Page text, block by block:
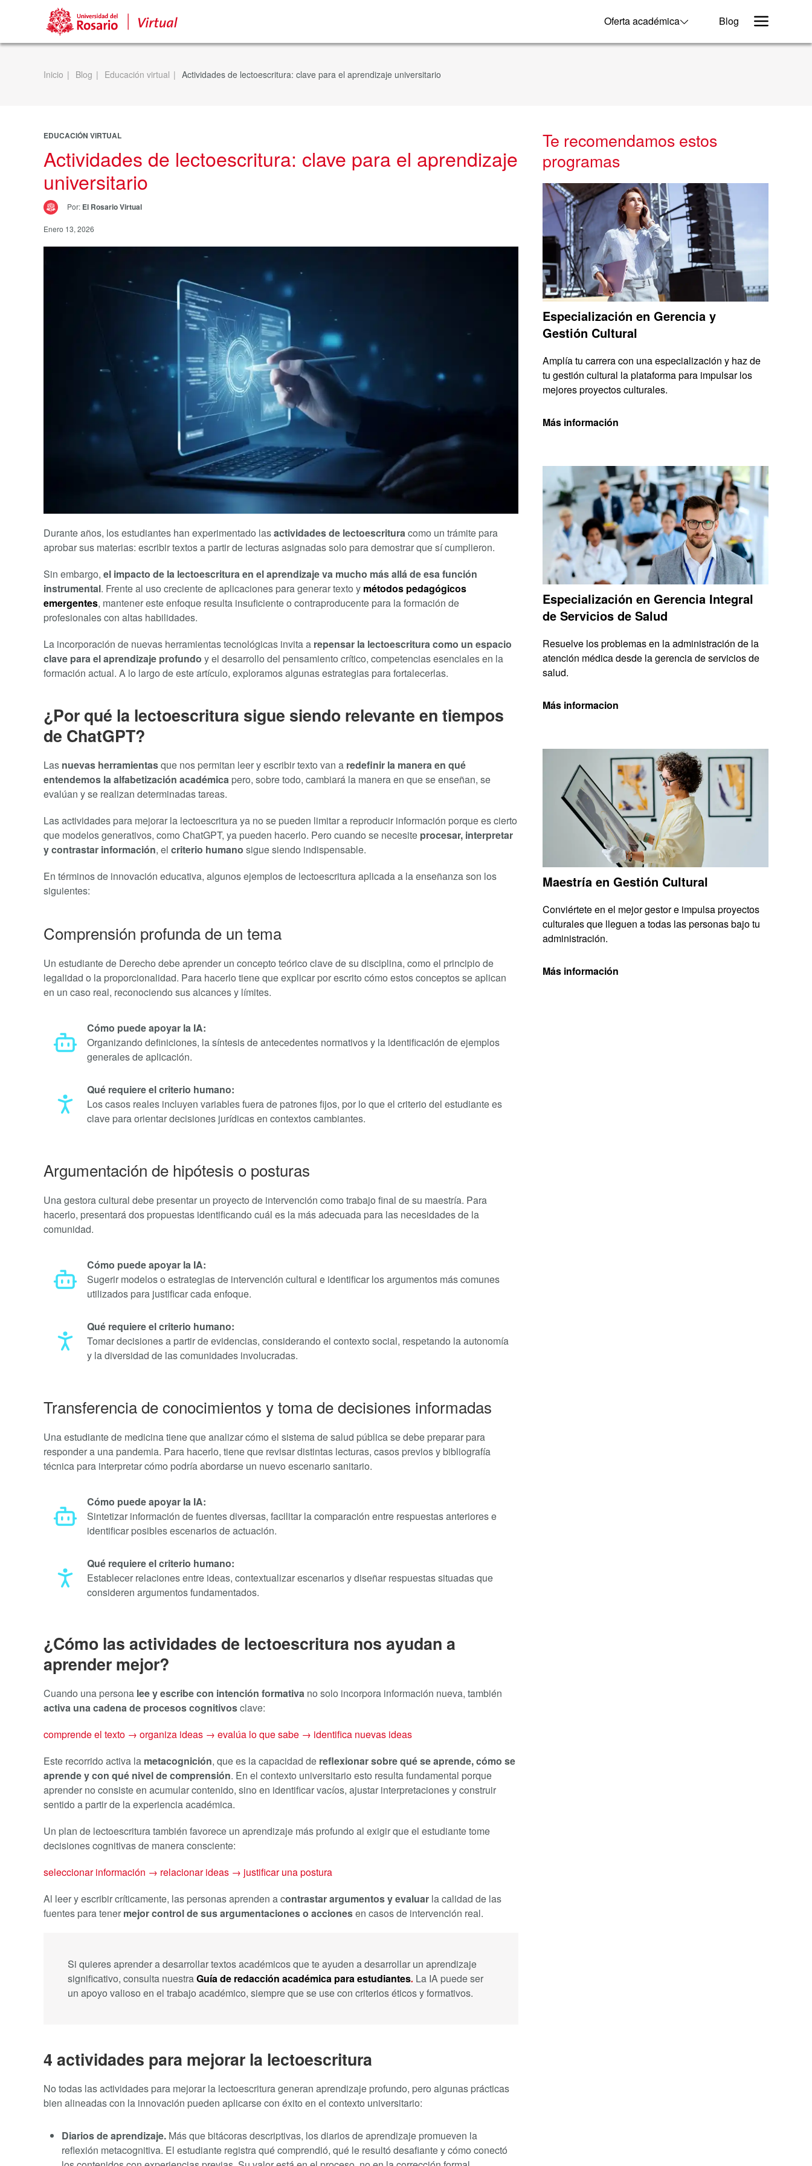
Oferta académica Blog
Inicio Blog Educación virtual Actividades de lectoescritura: clave para el aprendizaje universitario
EDUCACIÓN VIRTUAL
Actividades de lectoescritura: clave para el aprendizaje
universitario
Por: El Rosario Virtual
Enero 13, 2026
Durante años, los estudiantes han experimentado lasactividades de lectoescrituracomo un trámite para
aprobar sus materias: escribir textos a partir de lecturas asignadas solo para demostrar que sí cumplieron.
Sin embargo, el impacto de la lectoescritura en el aprendizaje va mucho más allá de esa función
instrumental. Frente al uso creciente de aplicaciones para generar texto y métodos pedagógicos
emergentes, mantener este enfoque resulta insuficiente o contraproducente para la formación de
profesionales con altas habilidades.
La incorporación de nuevas herramientas tecnológicas invita a repensar la lectoescritura como un espacio
clave para el aprendizaje profundo y el desarrollo del pensamiento crítico, competencias esenciales en la
formación actual. A lo largo de este artículo, exploramos algunas estrategias para fortalecerlas.
¿Por qué la lectoescritura sigue siendo relevante en tiempos
de ChatGPT?
Las nuevas herramientasque nos permitan leer y escribir texto van a redefinir la manera en qué
entendemos la alfabetización académica pero, sobre todo, cambiará la manera en que se enseñan, se
evalúan y se realizan determinadas tareas.
Las actividades para mejorar la lectoescritura ya no se pueden limitar a reproducir información porque es cierto
que modelos generativos, como ChatGPT, ya pueden hacerlo. Pero cuando se necesite procesar, interpretar
y contrastar información, el criterio humano sigue siendo indispensable.
En términos de innovación educativa, algunos ejemplos de lectoescritura aplicada a la enseñanza son los
siguientes:
Comprensión profunda de un tema
Un estudiante de Derecho debe aprender un concepto teórico clave de su disciplina, como el principio de
legalidad o la proporcionalidad. Para hacerlo tiene que explicar por escrito cómo estos conceptos se aplican
en un caso real, reconociendo sus alcances y límites.
Cómo puede apoyar la IA:
Organizando definiciones, la síntesis de antecedentes normativos y la identificación de ejemplos
generales de aplicación.
Qué requiere el criterio humano:
Los casos reales incluyen variables fuera de patrones fijos, por lo que el criterio del estudiante es
clave para orientar decisiones jurídicas en contextos cambiantes.
Argumentación de hipótesis o posturas
Una gestora cultural debe presentar un proyecto de intervención como trabajo final de su maestría. Para
hacerlo, presentará dos propuestas identificando cuál es la más adecuada para las necesidades de la
comunidad.
Cómo puede apoyar la IA:
Sugerir modelos o estrategias de intervención cultural e identificar los argumentos más comunes
utilizados para justificar cada enfoque.
Qué requiere el criterio humano:
Tomar decisiones a partir de evidencias, considerando el contexto social, respetando la autonomía
y la diversidad de las comunidades involucradas.
Transferencia de conocimientos y toma de decisiones informadas
Una estudiante de medicina tiene que analizar cómo el sistema de salud pública se debe preparar para
responder a una pandemia. Para hacerlo, tiene que revisar distintas lecturas, casos previos y bibliografía
técnica para interpretar cómo podría abordarse un nuevo escenario sanitario.
Cómo puede apoyar la IA:
Sintetizar información de fuentes diversas, facilitar la comparación entre respuestas anteriores e
identificar posibles escenarios de actuación.
Qué requiere el criterio humano:
Establecer relaciones entre ideas, contextualizar escenarios y diseñar respuestas situadas que
consideren argumentos fundamentados.
¿Cómo las actividades de lectoescritura nos ayudan a
aprender mejor?
Cuando una persona lee y escribe con intención formativa no solo incorpora información nueva, también
activa una cadena de procesos cognitivosclave:
comprende el texto → organiza ideas → evalúa lo que sabe → identifica nuevas ideas
Este recorrido activa la metacognición, que es la capacidad de reflexionar sobre qué se aprende, cómo se
aprende y con qué nivel de comprensión. En el contexto universitario esto resulta fundamental porque
aprender no consiste en acumular contenido, sino en identificar vacíos, ajustar interpretaciones y construir
sentido a partir de la experiencia académica.
Un plan de lectoescritura también favorece un aprendizaje más profundo al exigir que el estudiante tome
decisiones cognitivas de manera consciente:
seleccionar información → relacionar ideas → justificar una postura
Al leer y escribir críticamente, las personas aprenden a contrastar argumentos y evaluar la calidad de las
fuentes para tener mejor control de sus argumentaciones o accionesen casos de intervención real.
Si quieres aprender a desarrollar textos académicos que te ayuden a desarrollar un aprendizaje
significativo, consulta nuestraGuía de redacción académica para estudiantes. La IA puede ser
un apoyo valioso en el trabajo académico, siempre que se use con criterios éticos y formativos.
4 actividades para mejorar la lectoescritura
No todas las actividades para mejorar la lectoescritura generan aprendizaje profundo, pero algunas prácticas
bien alineadas con la innovación pueden aplicarse con éxito en el contexto universitario:
Diarios de aprendizaje. Más que bitácoras descriptivas, los diarios de aprendizaje promueven la
reflexión metacognitiva. El estudiante registra qué comprendió, qué le resultó desafiante y cómo conectó
Te recomendamos estos
programas
Especialización en Gerencia y
Gestión Cultural
Amplía tu carrera con una especialización y haz de
tu gestión cultural la plataforma para impulsar los
mejores proyectos culturales.
Más información
Especialización en Gerencia Integral
de Servicios de Salud
Resuelve los problemas en la administración de la
atención médica desde la gerencia de servicios de
salud.
Más informacion
Maestría en Gestión Cultural
Conviértete en el mejor gestor e impulsa proyectos
culturales que lleguen a todas las personas bajo tu
administración.
Más información